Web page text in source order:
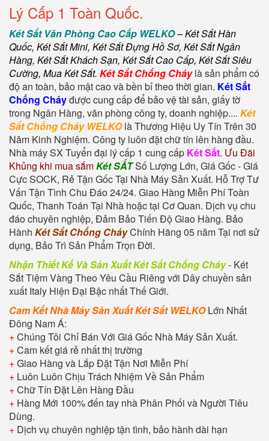
Lý Cấp 1 Toàn Quốc.
Két Sắt Văn Phòng Cao Cấp WELKO–Két Sắt Hàn
Quốc, Két Sắt Mini, Két Sắt Đựng Hồ Sơ, Két Sắt Ngân
Hàng, Két Sắt Khách Sạn, Két Sắt Cao Cấp, Két Sắt Siêu
Cường, Mua Két Sắt. Két Sắt Chống Cháylà sản phẩm có
độ an toàn, bảo mật cao và bền bỉ theo thời gian. Két Sắt
Chống Cháyđược cung cấp để bảo vệ tài sản, giấy tờ
trong Ngân Hàng, văn phòng công ty, doanh nghiệp.... Két
Sắt Chống Cháy WELKOlà Thương Hiệu Uy Tín Trên 30
Năm Kinh Nghiệm. Công ty luôn đặt chữ tín lên hàng đầu.
Nhà máy SX Tuyển đại lý cấp 1 cung cấp Két Sắt. Ưu Đãi
Khủng khi mua sắmKét SẮTSố Lượng Lớn, Giá Gốc - Giá
Cực SOCK, Rẻ Tận Gốc Tại Nhà Máy Sản Xuất. Hỗ Trợ Tư
Vấn Tận Tình Chu Đáo 24/24. Giao Hàng Miễn Phí Toàn
Quốc, Thanh Toán Tại Nhà hoặc tại Cơ Quan. Dịch vụ chu
đáo chuyên nghiệp, Đảm Bảo Tiến Độ Giao Hàng. Bảo
Hành Két Sắt Chống CháyChính Hãng 05 năm Tại nơi sử
dụng, Bảo Trì Sản Phẩm Trọn Đời.
Nhận Thiết Kế Và Sản Xuất Két Sắt Chống Cháy- Két
Sắt Tiệm Vàng Theo Yêu Cầu Riêng với Dây chuyền sản
xuất Italy Hiện Đại Bậc nhất Thế Giới.
Cam Kết Nhà Máy Sản Xuất Két Sắt WELKOLớn Nhất
Đông Nam Á:
+Chúng Tôi Chỉ Bán Với Giá Gốc Nhà Máy Sản Xuất.
+Cam kết giá rẻ nhất thị trường
+Giao Hàng và Lắp Đặt Tận Nơi Miễn Phí
+ Luôn Luôn Chịu Trách Nhiệm Về Sản Phẩm
+Chữ Tín Đặt Lên Hàng Đầu
+ Hàng Mới 100% đến tay nhà Phân Phối và Người Tiêu
Dùng.
+ Dịch vụ chuyên nghiệp tận tình, bảo hành dài hạn